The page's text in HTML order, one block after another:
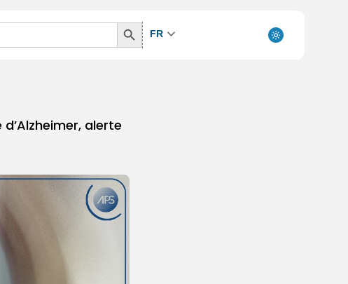
Search
Button
FR
alerte